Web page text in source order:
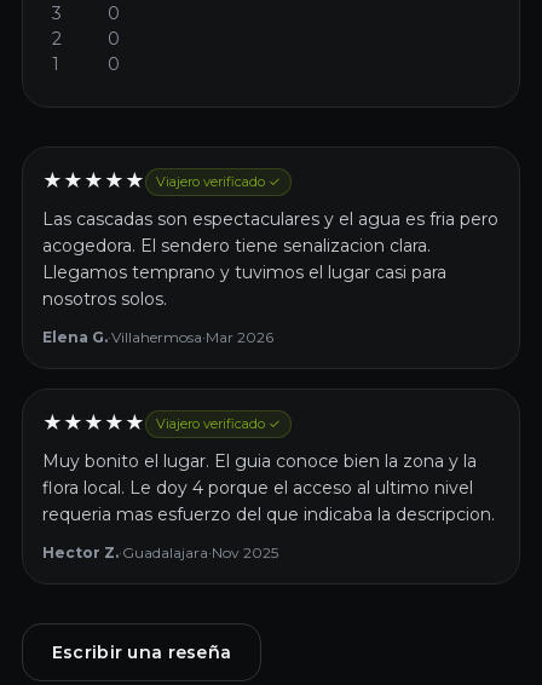
3
0
2
0
1
0
★ ★ ★ ★ ★ Viajero verificado ✓
Las cascadas son espectaculares y el agua es fria pero
acogedora. El sendero tiene senalizacion clara.
Llegamos temprano y tuvimos el lugar casi para
nosotros solos.
Elena G.·Villahermosa·Mar 2026
★ ★ ★ ★ ★ Viajero verificado ✓
Muy bonito el lugar. El guia conoce bien la zona y la
flora local. Le doy 4 porque el acceso al ultimo nivel
requeria mas esfuerzo del que indicaba la descripcion.
Hector Z.·Guadalajara·Nov 2025
Escribir una reseña